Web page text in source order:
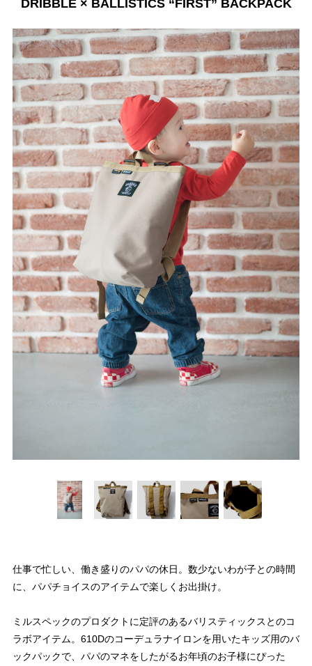
DRIBBLE × BALLISTICS “FIRST” BACKPACK
仕事で忙しい、働き盛りのパパの休日。数少ないわが子との時間
に、パパチョイスのアイテムで楽しくお出掛け。
ミルスペックのプロダクトに定評のあるバリスティックスとのコ
ラボアイテム。610Dのコーデュラナイロンを用いたキッズ用のバ
ックパックで、パパのマネをしたがるお年頃のお子様にぴった